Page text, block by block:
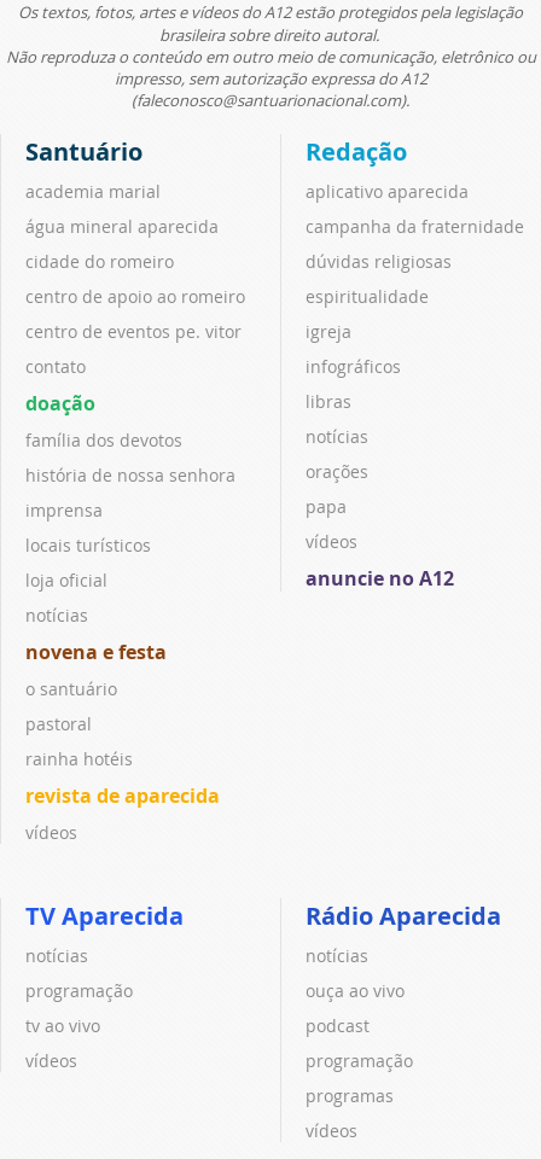
Os textos, fotos, artes e vídeos do A12 estão protegidos pela legislação
brasileira sobre direito autoral.
Não reproduza o conteúdo em outro meio de comunicação, eletrônico ou
impresso, sem autorização expressa do A12
(faleconosco@santuarionacional.com).
Santuário
academia marial
água mineral aparecida
cidade do romeiro
centro de apoio ao romeiro
centro de eventos pe. vitor
contato
doação
família dos devotos
história de nossa senhora
imprensa
locais turísticos
loja oficial
notícias
novena e festa
o santuário
pastoral
rainha hotéis
revista de aparecida
vídeos
Redação
aplicativo aparecida
campanha da fraternidade
dúvidas religiosas
espiritualidade
igreja
infográficos
libras
notícias
orações
papa
vídeos
anuncie no A12
TV Aparecida
notícias
programação
tv ao vivo
vídeos
Rádio Aparecida
notícias
ouça ao vivo
podcast
programação
programas
vídeos